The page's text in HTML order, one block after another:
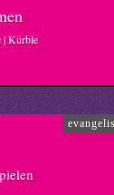
| Kürble